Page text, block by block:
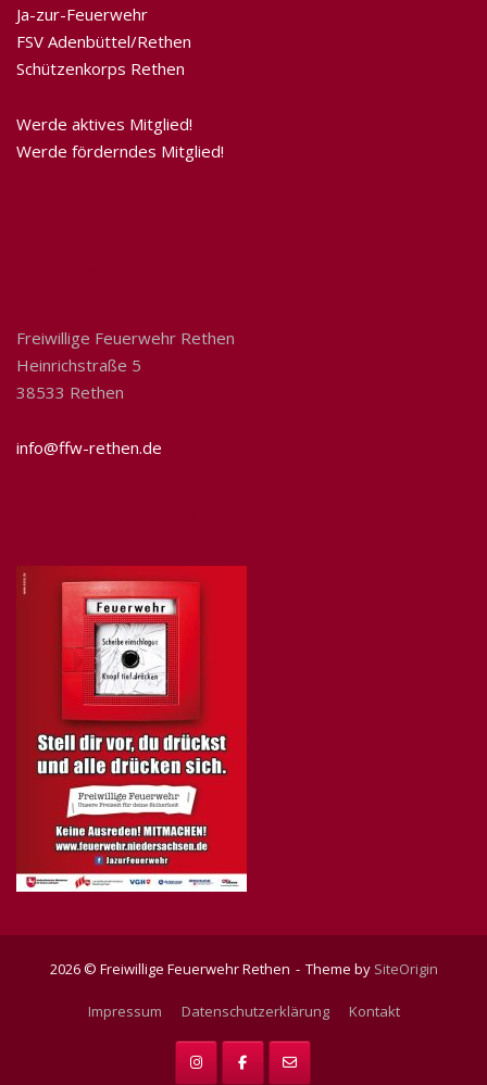
Ja-zur-Feuerwehr
FSV Adenbüttel/Rethen
Schützenkorps Rethen
Werde aktives Mitglied!
Werde förderndes Mitglied!
Freiwillige Feuerwehr Rethen
Heinrichstraße 5
38533 Rethen
info@ffw-rethen.de
2026 © Freiwillige Feuerwehr Rethen Theme by SiteOrigin
Impressum Datenschutzerklärung Kontakt